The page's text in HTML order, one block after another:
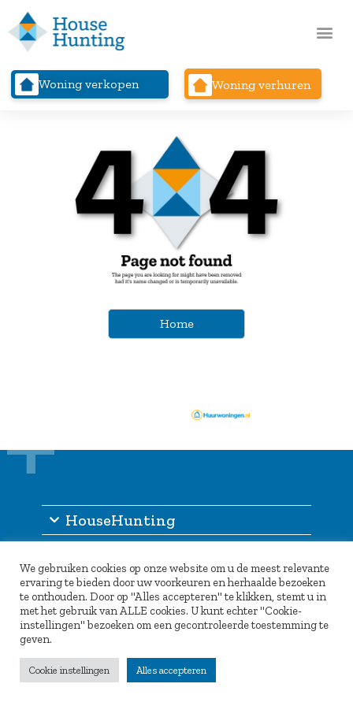
Woning verkopen Woning verhuren
Home
HouseHunting
Inlogportaal
Partners
We gebruiken cookies op onze website om u de meest relevante
ervaring te bieden door uw voorkeuren en herhaalde bezoeken
te onthouden. Door op "Alles accepteren" te klikken, stemt u in
met het gebruik van ALLE cookies. U kunt echter "Cookie-
instellingen" bezoeken om een gecontroleerde toestemming te
geven.
Cookie instellingen Alles accepteren